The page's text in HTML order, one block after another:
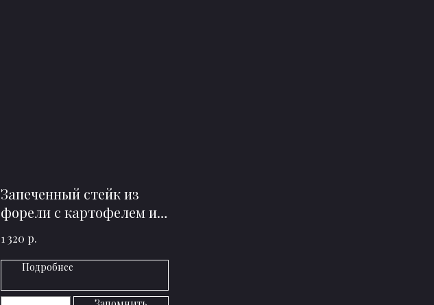
Запеченный стейк из
форели с картофелем и
1 320 р.
Подробнее